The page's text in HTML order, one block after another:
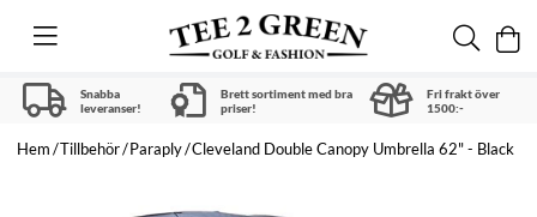
Snabba
leveranser!
Brett sortiment med bra
priser!
Fri frakt över
1500:-
Hem Tillbehör Paraply Cleveland Double Canopy Umbrella 62" - Black